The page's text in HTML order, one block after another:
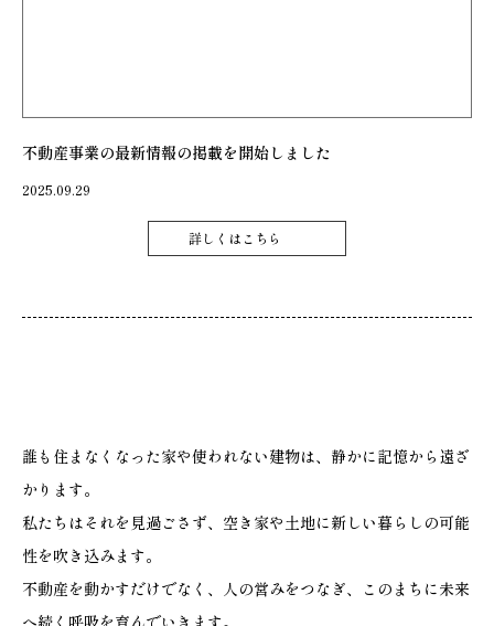
不動産事業の最新情報の掲載を開始しました
2025.09.29
詳しくはこちら
誰も住まなくなった家や使われない建物は、静かに記憶から遠ざ
かります。
私たちはそれを見過ごさず、空き家や土地に新しい暮らしの可能
性を吹き込みます。
不動産を動かすだけでなく、人の営みをつなぎ、このまちに未来
へ続く呼吸を育んでいきます。